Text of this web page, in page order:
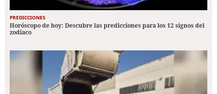
PREDICCIONES
Horóscopo de hoy: Descubre las predicciones para los 12 signos del
zodiaco